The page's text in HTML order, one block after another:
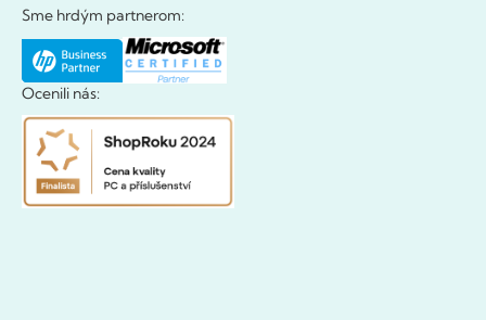
Sme hrdým partnerom:
Ocenili nás: